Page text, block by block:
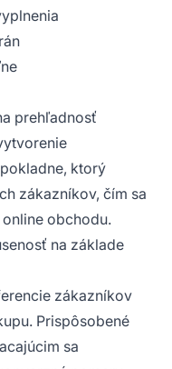
prehľadnosť
ktorý
zákazníkov, čím sa
obchodu.
na základe
zákazníkov
Prispôsobené
sa